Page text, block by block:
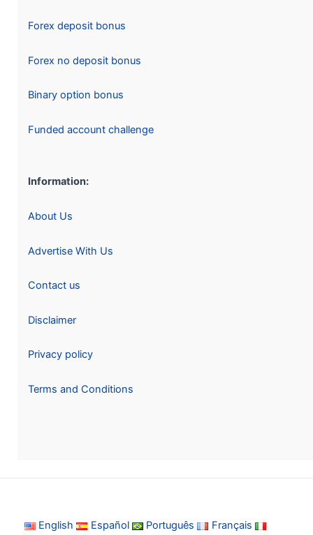
Forex deposit bonus
Forex no deposit bonus
Binary option bonus
Funded account challenge
Information:
About Us
Advertise With Us
Contact us
Disclaimer
Privacy policy
Terms and Conditions
English Español Português
Français